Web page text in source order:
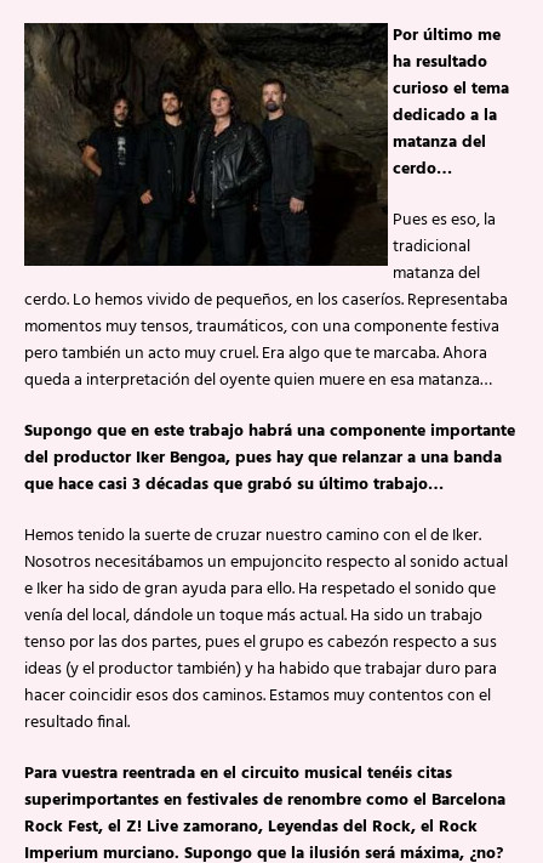
Por último me
ha resultado
curioso el tema
dedicado a la
matanza del
cerdo…
Pues es eso, la
tradicional
matanza del
cerdo. Lo hemos vivido de pequeños, en los caseríos. Representaba
momentos muy tensos, traumáticos, con una componente festiva
pero también un acto muy cruel. Era algo que te marcaba. Ahora
queda a interpretación del oyente quien muere en esa matanza…
Supongo que en este trabajo habrá una componente importante
del productor Iker Bengoa, pues hay que relanzar a una banda
que hace casi 3 décadas que grabó su último trabajo…
Hemos tenido la suerte de cruzar nuestro camino con el de Iker.
Nosotros necesitábamos un empujoncito respecto al sonido actual
e Iker ha sido de gran ayuda para ello. Ha respetado el sonido que
venía del local, dándole un toque más actual. Ha sido un trabajo
tenso por las dos partes, pues el grupo es cabezón respecto a sus
ideas (y el productor también) y ha habido que trabajar duro para
hacer coincidir esos dos caminos. Estamos muy contentos con el
resultado final.
Para vuestra reentrada en el circuito musical tenéis citas
superimportantes en festivales de renombre como el Barcelona
Rock Fest, el Z! Live zamorano, Leyendas del Rock, el Rock
Imperium murciano. Supongo que la ilusión será máxima, ¿no?